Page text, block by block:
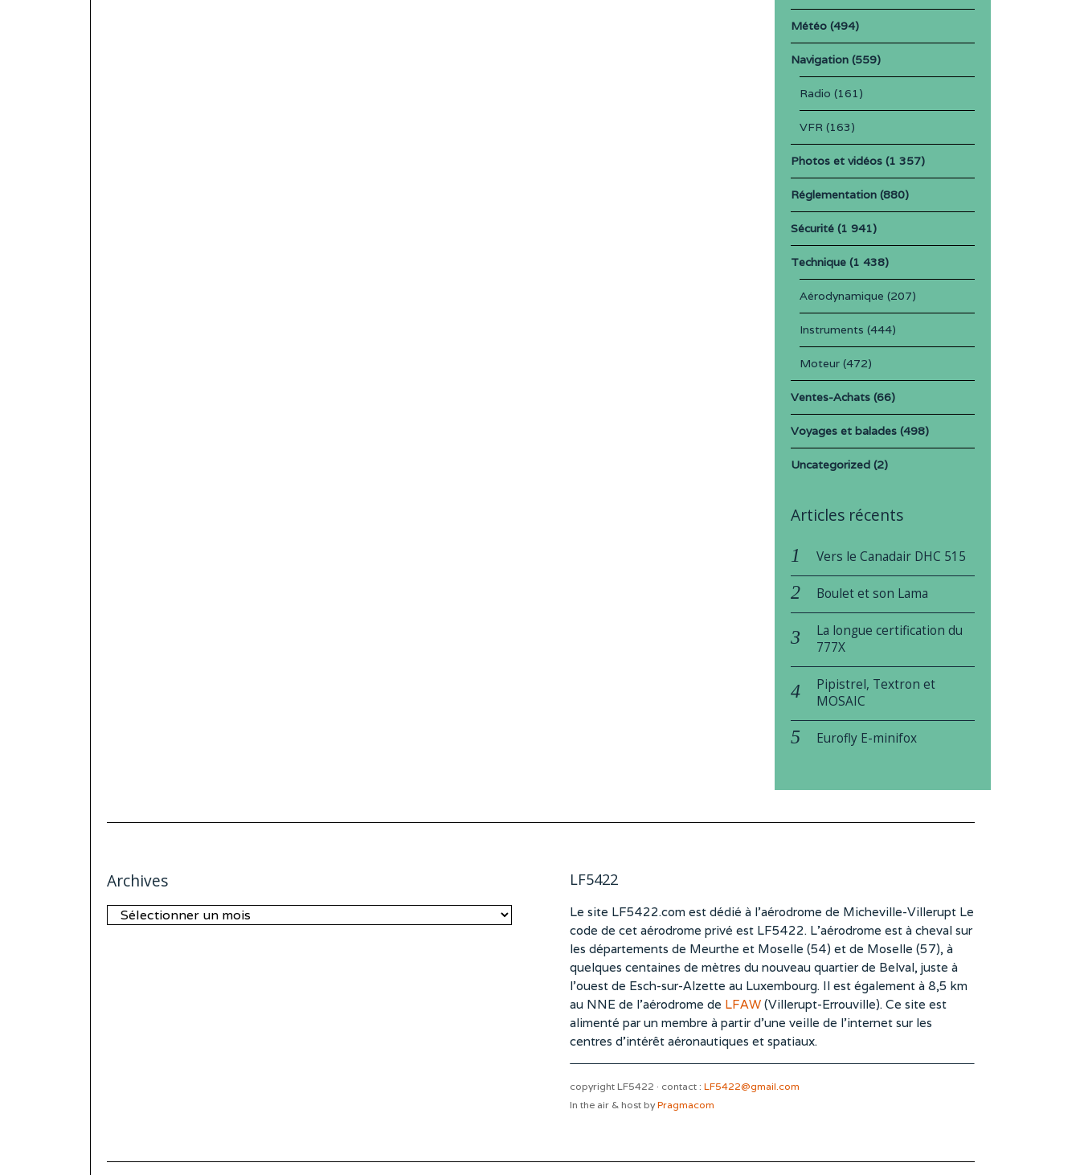
Météo(494)
Navigation(559)
Radio (161)
VFR (163)
Photos et vidéos(1 357)
Réglementation(880)
Sécurité(1 941)
Technique(1 438)
Aérodynamique (207)
Instruments (444)
Moteur(472)
Ventes-Achats(66)
Voyages et balades(498)
Uncategorized(2)
Articles récents
Vers le Canadair DHC 515
Boulet et son Lama
La longue certification du
777X
Pipistrel, Textron et
MOSAIC
Eurofly E-minifox
Archives
Archives
LF5422
Le site LF5422.com est dédié à l’aérodrome de Micheville-Villerupt Le
code de cet aérodrome privé est LF5422. L’aérodrome est à cheval sur
les départements de Meurthe et Moselle (54) et de Moselle (57), à
quelques centaines de mètres du nouveau quartier de Belval, juste à
l’ouest de Esch-sur-Alzette au Luxembourg. Il est également à 8,5 km
au NNE de l’aérodrome de LFAW(Villerupt-Errouville). Ce site est
alimenté par un membre à partir d’une veille de l’internet sur les
centres d’intérêt aéronautiques et spatiaux.
copyright LF5422 · contact : LF5422@gmail.com
In the air & host byPragmacom